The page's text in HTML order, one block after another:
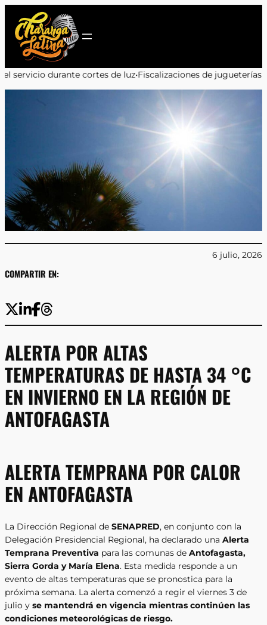
contenido
de luz •Fiscalizaciones de jugueterías en Antofagasta: 9 de
COMPARTIR EN:
6 julio, 2026
ALERTA POR ALTAS
TEMPERATURAS DE HASTA 34 °C
EN INVIERNO EN LA REGIÓN DE
ANTOFAGASTA
ALERTA TEMPRANA POR CALOR
EN ANTOFAGASTA
La Dirección Regional de SENAPRED, en conjunto con la
Delegación Presidencial Regional, ha declarado una Alerta
Temprana Preventiva para las comunas de Antofagasta,
Sierra Gorda y María Elena. Esta medida responde a un
evento de altas temperaturas que se pronostica para la
próxima semana. La alerta comenzó a regir el viernes 3 de
julio y se mantendrá en vigencia mientras continúen las
condiciones meteorológicas de riesgo.